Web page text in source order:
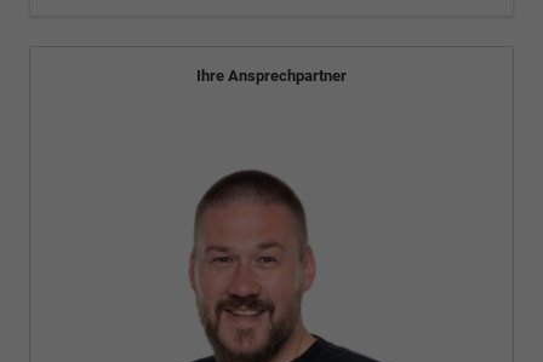
Ihre Ansprechpartner